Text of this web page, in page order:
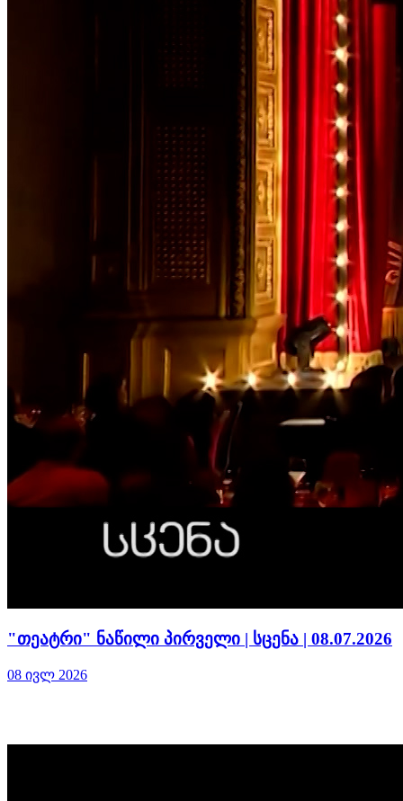
"თეატრი" ნაწილი პირველი | სცენა | 08.07.2026
08 ივლ 2026